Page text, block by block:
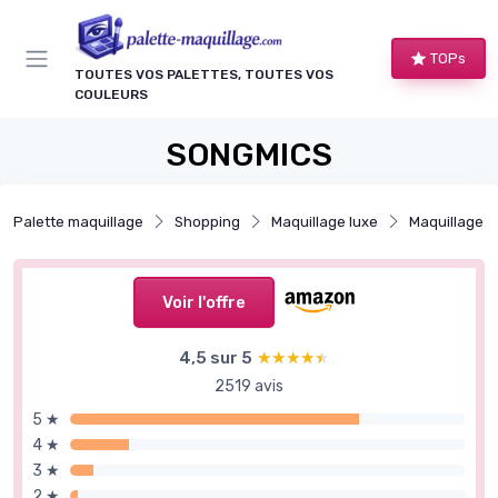
TOUTES VOS PALETTES, TOUTES VOS
COULEURS
TOPs
SONGMICS
Palette maquillage Shopping Maquillage luxe Maquillage
Voir l'offre
4,5 sur 5 ★★★★★
★★★★★
2519 avis
5 ★
4 ★
3 ★
Panneau de gestion des cookies